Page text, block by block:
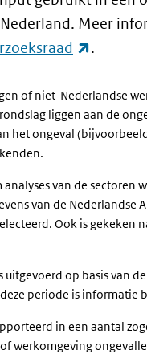
Meer
(externe
.
of niet-Nederlandse
liggen aan de
het ongeval
analyses van de
van de
Ook is gekeken
uitgevoerd op basis van
periode is informatie
in een aantal
werkomgeving